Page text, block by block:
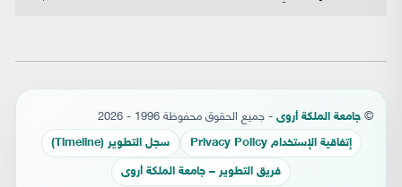
© جامعة الملكة أروى - جميع الحقوق محفوظة 1996 - 2026
إتفاقية الإستخدام Privacy Policy سجل التطوير (Timeline)
فريق التطوير – جامعة الملكة أروى